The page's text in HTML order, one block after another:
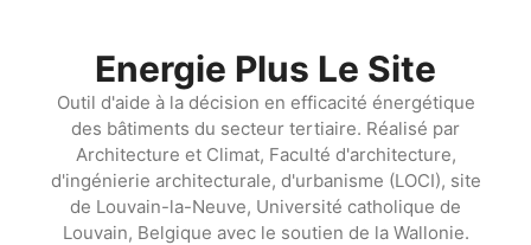
Energie Plus Le Site
Outil d'aide à la décision en efficacité énergétique
des bâtiments du secteur tertiaire. Réalisé par
Architecture et Climat, Faculté d'architecture,
d'ingénierie architecturale, d'urbanisme (LOCI), site
de Louvain-la-Neuve, Université catholique de
Louvain, Belgique avec le soutien de la Wallonie.